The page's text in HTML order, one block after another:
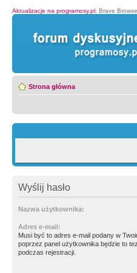
Aktualizacje na programosy.pl: Brave
Strona główna
Wyślij hasło
Nazwa użytkownika:
Adres e-mail:
Musi być to adres e-mail podany w
poprzez panel użytkownika będzie to
podczas rejestracji.